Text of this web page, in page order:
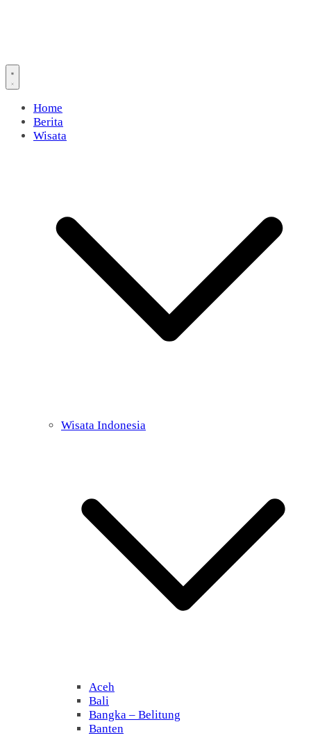
Home
Berita
Wisata
Wisata Indonesia
Aceh
Bali
Bangka – Belitung
Banten